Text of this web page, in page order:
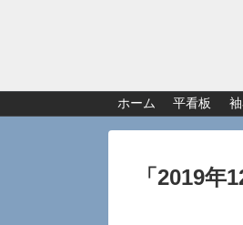
ホーム 平看板
「 2019年